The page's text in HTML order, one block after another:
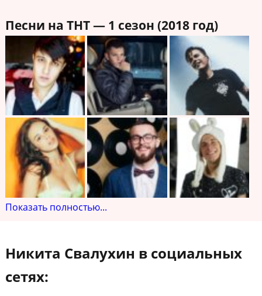
Песни на ТНТ — 1 сезон (2018 год)
Показать полностью...
Никита Свалухин в социальных
сетях: